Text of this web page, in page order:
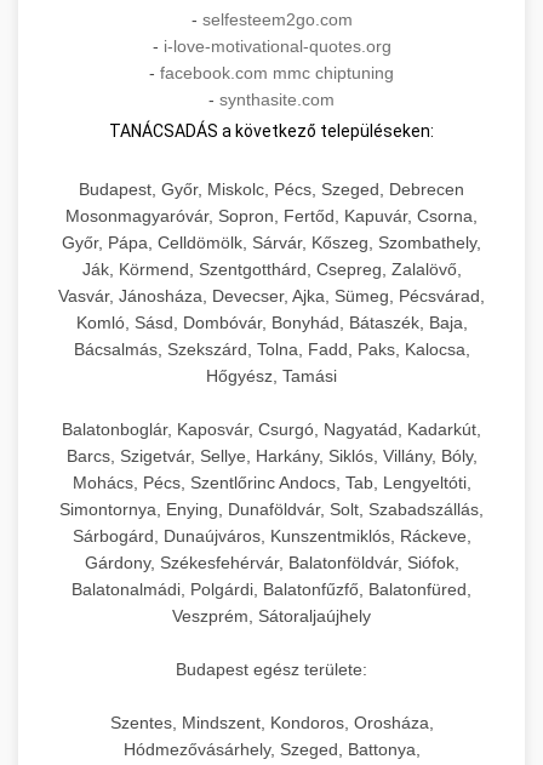
- selfesteem2go.com
- i-love-motivational-quotes.org
- facebook.com mmc chiptuning
- synthasite.com
TANÁCSADÁS a következő településeken:
Budapest, Győr, Miskolc, Pécs, Szeged, Debrecen
Mosonmagyaróvár, Sopron, Fertőd, Kapuvár, Csorna,
Győr, Pápa, Celldömölk, Sárvár, Kőszeg, Szombathely,
Ják, Körmend, Szentgotthárd, Csepreg, Zalalövő,
Vasvár, Jánosháza, Devecser, Ajka, Sümeg, Pécsvárad,
Komló, Sásd, Dombóvár, Bonyhád, Bátaszék, Baja,
Bácsalmás, Szekszárd, Tolna, Fadd, Paks, Kalocsa,
Hőgyész, Tamási
Balatonboglár, Kaposvár, Csurgó, Nagyatád, Kadarkút,
Barcs, Szigetvár, Sellye, Harkány, Siklós, Villány, Bóly,
Mohács, Pécs, Szentlőrinc Andocs, Tab, Lengyeltóti,
Simontornya, Enying, Dunaföldvár, Solt, Szabadszállás,
Sárbogárd, Dunaújváros, Kunszentmiklós, Ráckeve,
Gárdony, Székesfehérvár, Balatonföldvár, Siófok,
Balatonalmádi, Polgárdi, Balatonfűzfő, Balatonfüred,
Veszprém, Sátoraljaújhely
Budapest egész területe:
Szentes, Mindszent, Kondoros, Orosháza,
Hódmezővásárhely, Szeged, Battonya,